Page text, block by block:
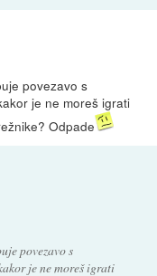
povezavo s
je ne moreš igrati
Odpade
povezavo s
je ne moreš igrati